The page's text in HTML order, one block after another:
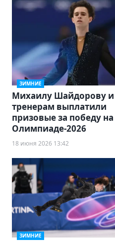
ЗИМНИЕ
Михаилу Шайдорову и
тренерам выплатили
призовые за победу на
Олимпиаде-2026
18 июня 2026 13:42
ЗИМНИЕ